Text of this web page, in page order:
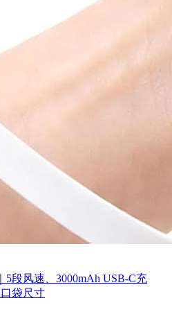
段风速、3000mAh USB-C充
袋尺寸